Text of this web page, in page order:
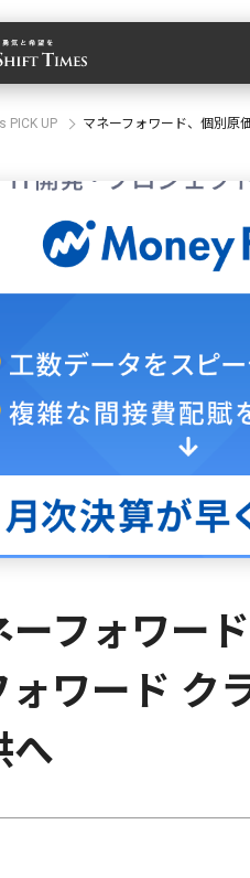
PICK UP マネーフォワード、個別原
ーフォワー
ォワード ク
へ